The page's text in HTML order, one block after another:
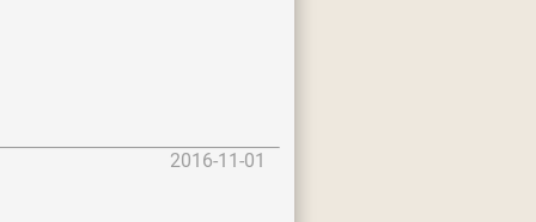
2016-11-01